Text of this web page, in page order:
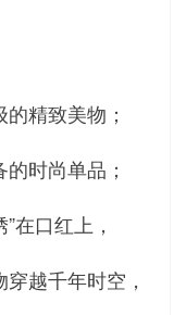
精致美物；
时尚单品；
在口红上，
越千年时空，